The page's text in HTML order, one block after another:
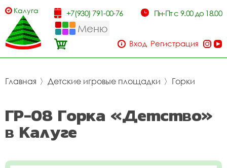
Калуга +7(930) 791-00-76 Пн-Пт с 9.00 до 18.00
Меню
Вход Регистрация
Главная 〉 Детские игровые площадки 〉 Горки
ГР-08 Горка «Детство»
в Калуге